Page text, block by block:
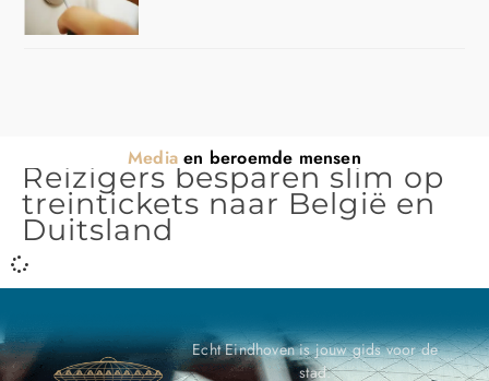
Mediaen beroemde mensen
Reizigers besparen slim op
treintickets naar België en
Duitsland
Echt Eindhoven is jouw gids voor de
stad.